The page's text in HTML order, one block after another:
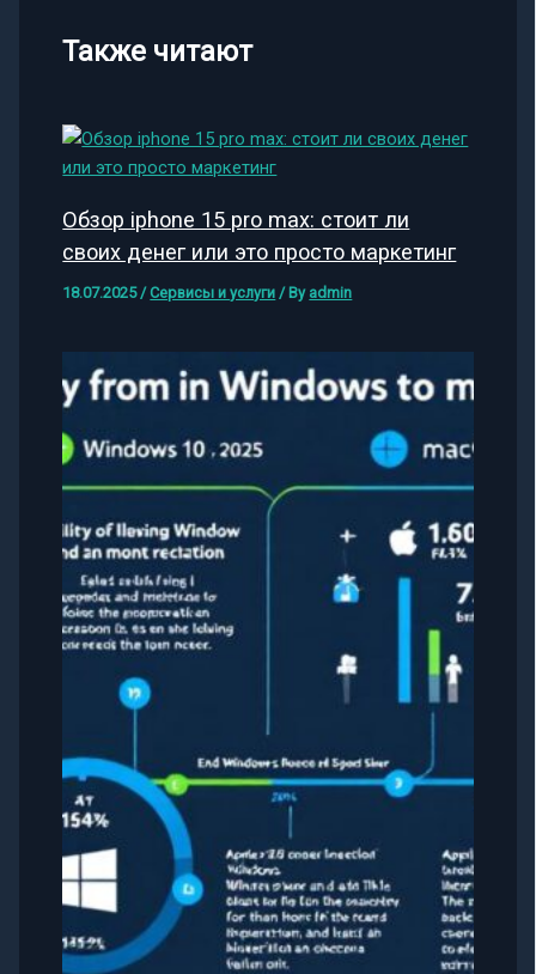
Также читают
Обзор iphone 15 pro max: стоит ли
своих денег или это просто маркетинг
18.07.2025 /Сервисы и услуги / By admin